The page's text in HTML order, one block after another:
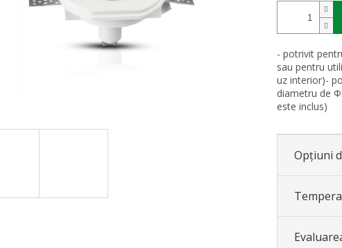
- potrivit
sau pentru
uz interior)-
diametru de
este inclus)
Opțiuni